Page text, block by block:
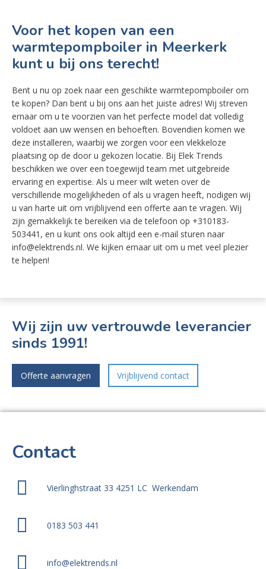
Voor het kopen van een
warmtepompboiler in Meerkerk
kunt u bij ons terecht!
Bent u nu op zoek naar een geschikte warmtepompboiler om
te kopen? Dan bent u bij ons aan het juiste adres! Wij streven
ernaar om u te voorzien van het perfecte model dat volledig
voldoet aan uw wensen en behoeften. Bovendien komen we
deze installeren, waarbij we zorgen voor een vlekkeloze
plaatsing op de door u gekozen locatie. Bij Elek Trends
beschikken we over een toegewijd team met uitgebreide
ervaring en expertise. Als u meer wilt weten over de
verschillende mogelijkheden of als u vragen heeft, nodigen wij
u van harte uit om vrijblijvend een offerte aan te vragen. Wij
zijn gemakkelijk te bereiken via de telefoon op +310183-
503441, en u kunt ons ook altijd een e-mail sturen naar
info@elektrends.nl. We kijken ernaar uit om u met veel plezier
te helpen!
Wij zijn uw vertrouwde leverancier
sinds 1991!
Offerte aanvragen Vrijblijvend contact
Contact
Vierlinghstraat 33 4251 LC Werkendam
0183 503 441
info@elektrends.nl